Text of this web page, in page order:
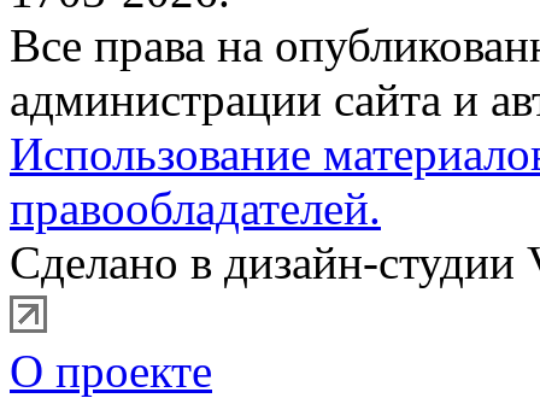
Все права на
администрации сайта и
Использование
правообладателей.
Сделано в дизайн-студии
О проекте